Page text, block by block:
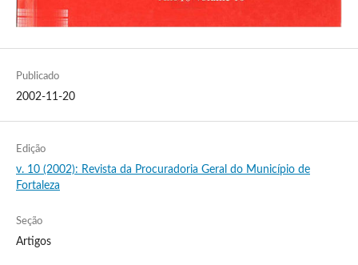
Publicado
2002-11-20
Edição
v. 10 (2002): Revista da Procuradoria Geral do Município de
Fortaleza
Seção
Artigos